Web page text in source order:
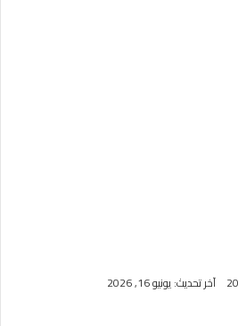
آخر تحديث: يونيو 16, 2026